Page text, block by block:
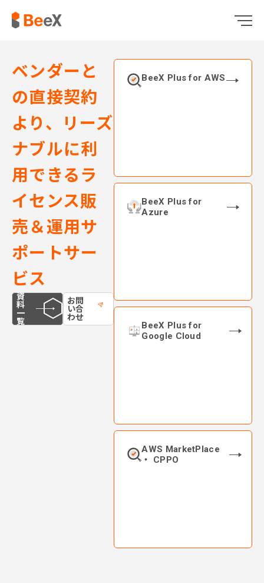
ベンダーと
の直接契約
より、リーズ
ナブルに利
用できるラ
イセンス販
売＆運用サ
ポートサー
ビス
資
料
一
覧
お問
い合
わせ
BeeX Plus for AWS
BeeX Plus for
Azure
BeeX Plus for
Google Cloud
AWS MarketPlace
・ CPPO